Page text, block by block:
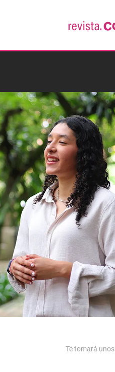
Te tomará unos